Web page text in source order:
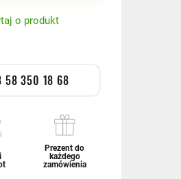
o produkt
58 350 18 68
Prezent do
każdego
zamówienia